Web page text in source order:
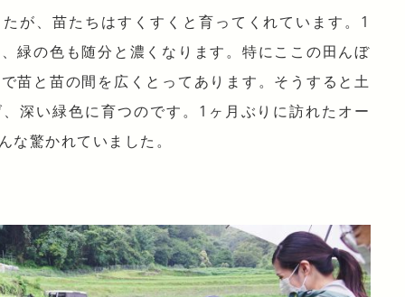
が、苗たちはすくすくと育ってくれています。1
緑の色も随分と濃くなります。特にここの田んぼ
苗と苗の間を広くとってあります。そうすると土
深い緑色に育つのです。1ヶ月ぶりに訪れたオー
な驚かれていました。